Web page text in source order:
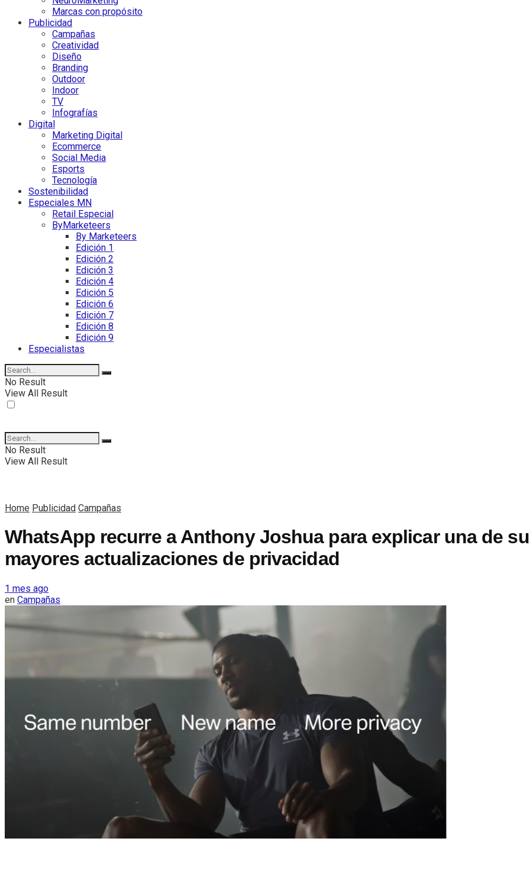
Marcas con propósito
Publicidad
Campañas
Creatividad
Diseño
Branding
Outdoor
Indoor
TV
Infografías
Digital
Marketing Digital
Ecommerce
Social Media
Esports
Tecnología
Sostenibilidad
Especiales MN
Retail Especial
ByMarketeers
By Marketeers
Edición 1
Edición 2
Edición 3
Edición 4
Edición 5
Edición 6
Edición 7
Edición 8
Edición 9
Especialistas
No Result
View All Result
No Result
View All Result
Home Publicidad Campañas
WhatsApp recurre a Anthony Joshua para explicar una de
mayores actualizaciones de privacidad
1 mes ago
en Campañas